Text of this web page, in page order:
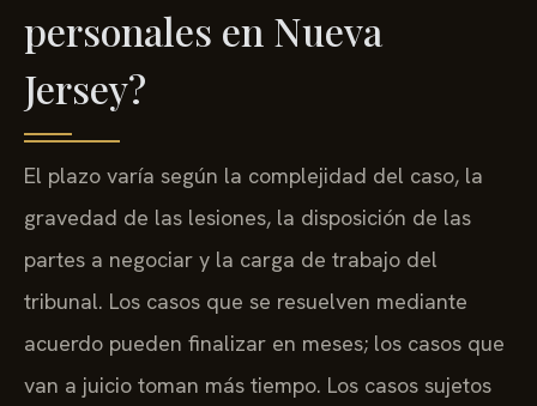
personales en Nueva
Jersey?
El plazo varía según la complejidad del caso, la
gravedad de las lesiones, la disposición de las
partes a negociar y la carga de trabajo del
tribunal. Los casos que se resuelven mediante
acuerdo pueden finalizar en meses; los casos que
van a juicio toman más tiempo. Los casos sujetos